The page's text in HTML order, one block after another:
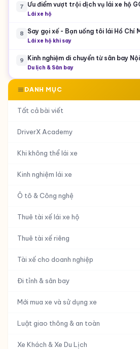
7 Ưu điểm vượt trội dịch vụ lái xe hộ
Lái xe hộ
8 Say gọi xế - Bạn uống tôi lái Hồ Chí
Lái xe hộ khi say
9 Kinh nghiệm di chuyển từ sân bay
Du lịch & Sân bay
DANH MỤC
Tất cả bài viết
DriverX Academy
Khi không thể lái xe
Kinh nghiệm lái xe
Ô tô & Công nghệ
Thuê tài xế lái xe hộ
Thuê tài xế riêng
Tài xế cho doanh nghiệp
Đi tỉnh & sân bay
Mới mua xe và sử dụng xe
Luật giao thông & an toàn
Xe Khách & Xe Du Lịch